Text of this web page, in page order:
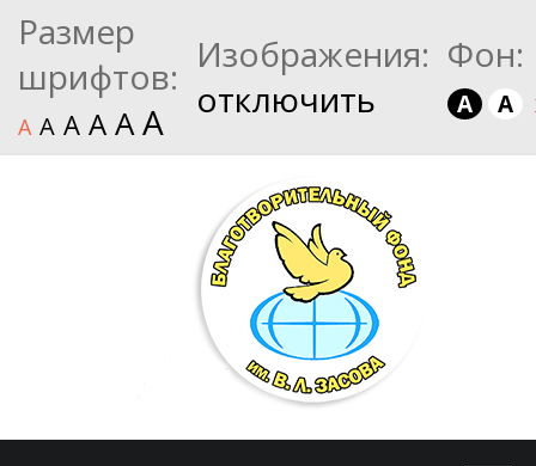
Размер
шрифтов:
A A A A AA
Изображения:
отключить
Фон:
A A